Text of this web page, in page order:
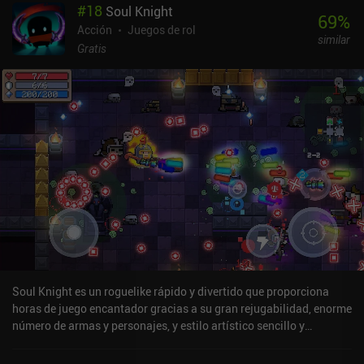
y nivel, nos hacemos más fuertes equipando y mejorando el nuevo
equipo y las armas que encontramos en el juego. Del mismo modo,
podemos gastar oro en subir de nivel atributos que añaden
experiencia de combate resulte algo más atractiva, con montones
de armas divertidas con las que experimentar y que cambian
drásticamente en función de los potenciadores que equipemos.Mi
mayor queja es que los niveles son demasiado cortos: justo
cuando empezamos a conseguir los mejores potenciadores, el
nivel se acaba. Por suerte, el modo supervivencia ayuda a
compensarlo. Aparte de eso, muchos textos y elementos de la
interfaz son demasiado pequeños y no se escalan correctamente.
Esto hace que el juego parezca algo menos pulido que sus
competidores.Gun & Dungeons se monetiza a través de un sistema
de energía, anuncios incentivados que facilitan la supervivencia e
iAPs para cajas de botín que proporcionan mejor equipo y
materiales de mejora. En particular, no hay anuncios forzados,
pero aparte de eso, la monetización es comparable a la de otros
Archero-likes.
#18 Soul Knight
Acción
Juegos de rol
Gratis
69%
similar
Soul Knight es un roguelike rápido y divertido que proporciona
horas de juego encantador gracias a su gran rejugabilidad, enorme
número de armas y personajes, y estilo artístico sencillo y